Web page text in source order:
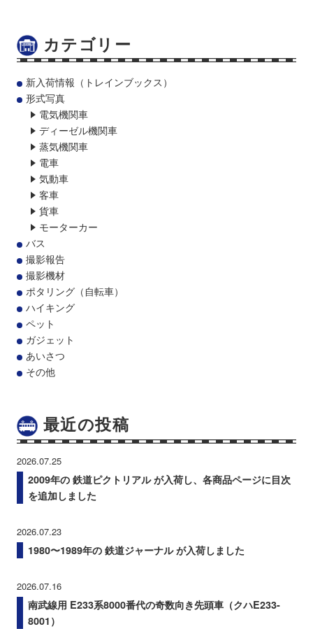
カテゴリー
新入荷情報（トレインブックス）
形式写真
電気機関車
ディーゼル機関車
蒸気機関車
電車
気動車
客車
貨車
モーターカー
バス
撮影報告
撮影機材
ポタリング（自転車）
ハイキング
ペット
ガジェット
あいさつ
その他
最近の投稿
2026.07.25
2009年の 鉄道ピクトリアル が入荷し、各商品ページに目次
を追加しました
2026.07.23
1980〜1989年の 鉄道ジャーナル が入荷しました
2026.07.16
南武線用 E233系8000番代の奇数向き先頭車（クハE233-
8001）